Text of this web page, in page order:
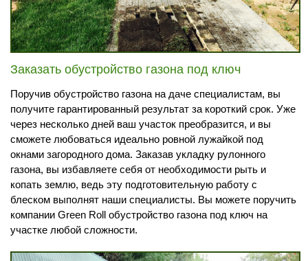
Заказать обустройство газона под ключ
Поручив обустройство газона на даче специалистам, вы
получите гарантированный результат за короткий срок. Уже
через несколько дней ваш участок преобразится, и вы
сможете любоваться идеально ровной лужайкой под
окнами загородного дома. Заказав укладку рулонного
газона, вы избавляете себя от необходимости рыть и
копать землю, ведь эту подготовительную работу с
блеском выполнят наши специалисты. Вы можете поручить
компании Green Roll обустройство газона под ключ на
участке любой сложности.